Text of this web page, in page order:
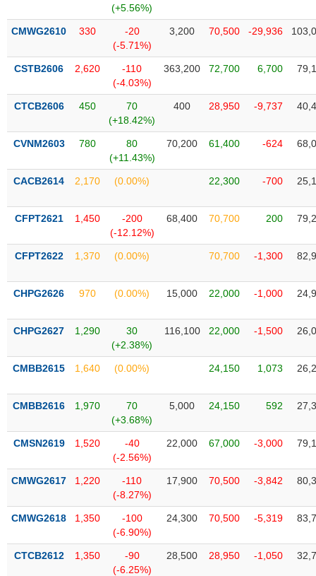
được
ký
Danh
phiếu
tiết
quan
dịch
chính
tích
thuật
sơ
doanh
Tin
Tâm
(+5.56%)
CMWG2610 330
-20
(-5.71%)
3,200 70,500 -29,936
CSTB2606 2,620
-110
(-4.03%)
363,200 72,700 6,700
CTCB2606 450
70
(+18.42%)
400 28,950 -9,737
CVNM2603 780
80
(+11.43%)
70,200 61,400 -624
CACB2614 2,170 (0.00%) 22,300 -700
CFPT2621 1,450
-200
(-12.12%)
68,400 70,700 200
CFPT2622 1,370 (0.00%) 70,700 -1,300
CHPG2626 970 (0.00%) 15,000 22,000 -1,000
CHPG2627 1,290
30
(+2.38%)
116,100 22,000 -1,500
CMBB2615 1,640 (0.00%) 24,150 1,073
CMBB2616 1,970
70
(+3.68%)
5,000 24,150 592
CMSN2619 1,520
-40
(-2.56%)
22,000 67,000 -3,000
CMWG2617 1,220
-110
(-8.27%)
17,900 70,500 -3,842
CMWG2618 1,350
-100
(-6.90%)
24,300 70,500 -5,319
CTCB2612 1,350
-90
(-6.25%)
28,500 28,950 -1,050
XUẤT
LIỆU
MỚI
(-)
SECTOR
NĂNG
VẬT
CÔNG